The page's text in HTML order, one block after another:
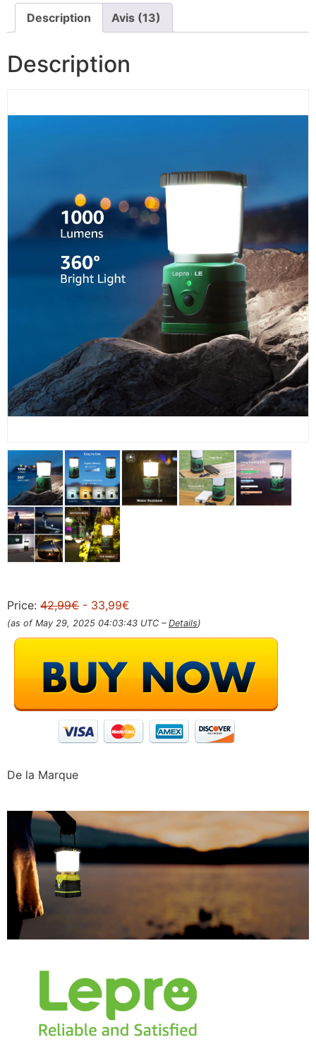
Description Avis (13)
Description
Price: 42,99€ - 33,99€
(as of May 29, 2025 04:03:43 UTC – Details)
De la Marque